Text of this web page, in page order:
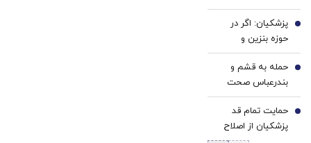
تهران
کرد
پزشکیان: اگر در
حوزه بنزین و
گازوئیل درست عمل
نکنیم مشکلات
بیشتر خواهد شد |
ما نمی‌دانستیم قرار
است جنگ شود |
اگر ارز ترجیحی
5
حمله به قشم و
بندرعباس صحت
دارد؟
6
حمایت تمام قد
پزشکیان از اصلاح
7